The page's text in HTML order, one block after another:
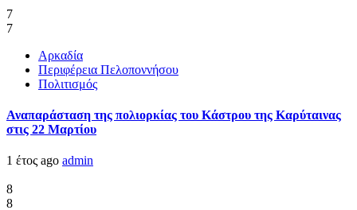
7
7
Αρκαδία
Περιφέρεια Πελοποννήσου
Πολιτισμός
Αναπαράσταση της πολιορκίας του Κάστρου της Καρύταινας
στις 22 Μαρτίου
1 έτος ago admin
8
8